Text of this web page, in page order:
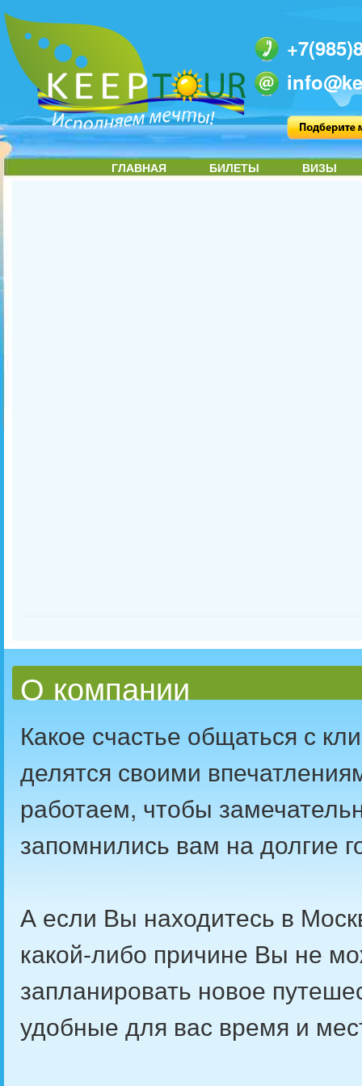
ГЛАВНАЯ БИЛЕТЫ ВИЗЫ
О компании
Какое счастье общаться с
делятся своими
работаем, чтобы
запомнились вам на долгие
А если Вы находитесь в
какой-либо причине Вы не
запланировать новое
удобные для вас время и